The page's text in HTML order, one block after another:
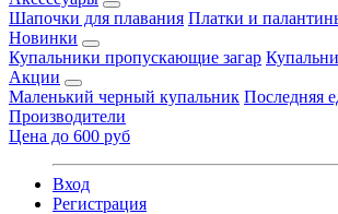
Шапочки для плавания Платки и
Новинки
Купальники пропускающие загар
Акции
Маленький черный купальник Последняя
Производители
Цена до 600 руб
Вход
Регистрация